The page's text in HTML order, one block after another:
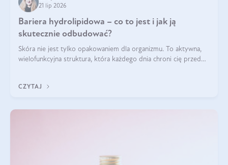
21 lip 2026
Bariera hydrolipidowa – co to jest i jak ją
skutecznie odbudować?
Skóra nie jest tylko opakowaniem dla organizmu. To aktywna,
wielofunkcyjna struktura, która każdego dnia chroni cię przed
bariera hydrolipidowa.
CZYTAJ